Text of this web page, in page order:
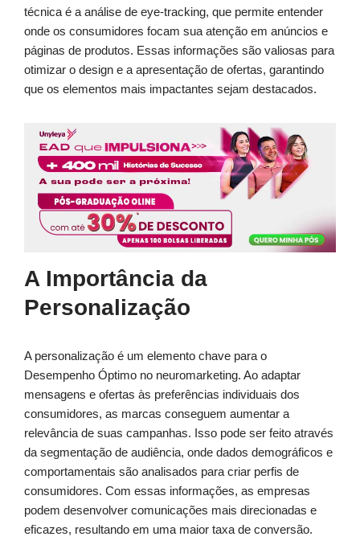
técnica é a análise de eye-tracking, que permite entender
onde os consumidores focam sua atenção em anúncios e
páginas de produtos. Essas informações são valiosas para
otimizar o design e a apresentação de ofertas, garantindo
que os elementos mais impactantes sejam destacados.
A Importância da
Personalização
A personalização é um elemento chave para o
Desempenho Óptimo no neuromarketing. Ao adaptar
mensagens e ofertas às preferências individuais dos
consumidores, as marcas conseguem aumentar a
relevância de suas campanhas. Isso pode ser feito através
da segmentação de audiência, onde dados demográficos e
comportamentais são analisados para criar perfis de
consumidores. Com essas informações, as empresas
podem desenvolver comunicações mais direcionadas e
eficazes, resultando em uma maior taxa de conversão.